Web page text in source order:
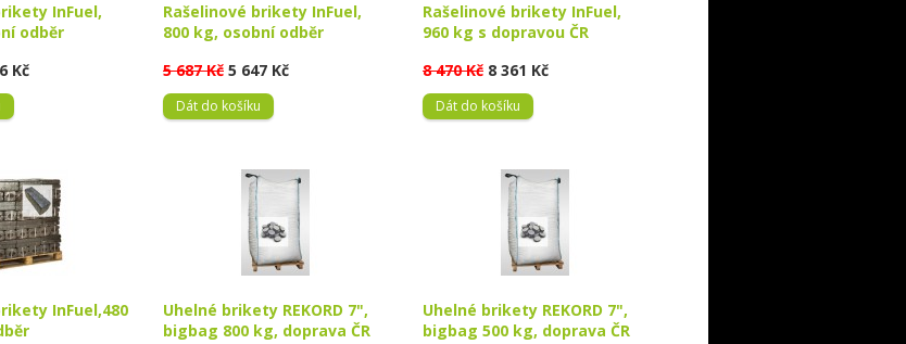
InFuel,
odběr
Kč
Rašelinové brikety InFuel,
800 kg, osobní odběr
5 687 Kč 5 647 Kč
Dát do košíku
Rašelinové brikety InFuel,
960 kg s dopravou ČR
8 470 Kč 8 361 Kč
Dát do košíku
InFuel,480
Uhelné brikety REKORD 7",
bigbag 800 kg, doprava ČR
Uhelné brikety REKORD 7",
bigbag 500 kg, doprava ČR